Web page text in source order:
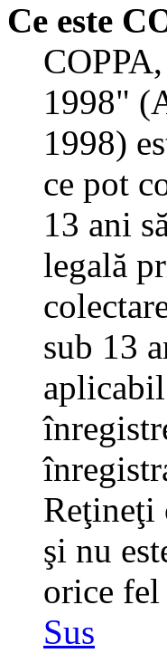
Ce este
1998"
1998)
ce pot
13 ani
legală
sub 13
Reţineţi
şi nu
orice fel
Sus